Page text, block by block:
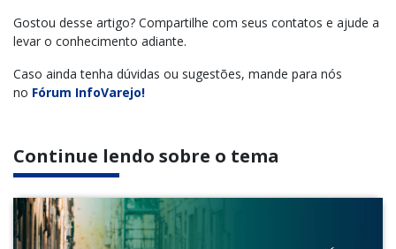
Gostou desse artigo? Compartilhe com seus contatos e ajude a
levar o conhecimento adiante.
Caso ainda tenha dúvidas ou sugestões, mande para nós
no Fórum InfoVarejo!
Continue lendo sobre o tema